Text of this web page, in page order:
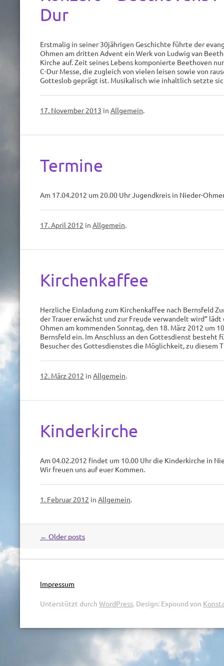
Dur
Erstmalig in seiner 30jährigen Geschichte führte der
Ohmen am dritten Advent ein Werk von Ludwig van
Kirche auf. Zeit seines Lebens komponierte Beethoven
C-Dur Messe, die zugleich von vielen leisen sowie von
Gotteslob geprägt ist. Musikalisch wie inhaltlich setzte
17. November 2013 in Allgemein.
Termine
Am 17.04.2012 um 20.00 Uhr Jugendkreis in Nieder-
17. April 2012 in Allgemein.
Kirchenkaffee
Herzliche Einladung zum Kirchenkaffee nach Bernsfeld
der Trauer erwächst und zur Freude verwandelt wird“ lädt
Ohmen am kommenden Sonntag, den 18. März 2012 um
Bernsfeld ein. Im Anschluss an den Gottesdienst besteht
Besucher des Gottesdienstes die Möglichkeit, zu diesem
12. März 2012 in Allgemein.
Kinderkirche
Am 04.02.2012 findet um 10.00 Uhr die Kinderkirche in
Wir freuen uns auf euer Kommen.
1. Februar 2012 in Allgemein.
Post
navigation
← Older posts
Impressum
Unterstützt durch WordPress. Design: Expound von